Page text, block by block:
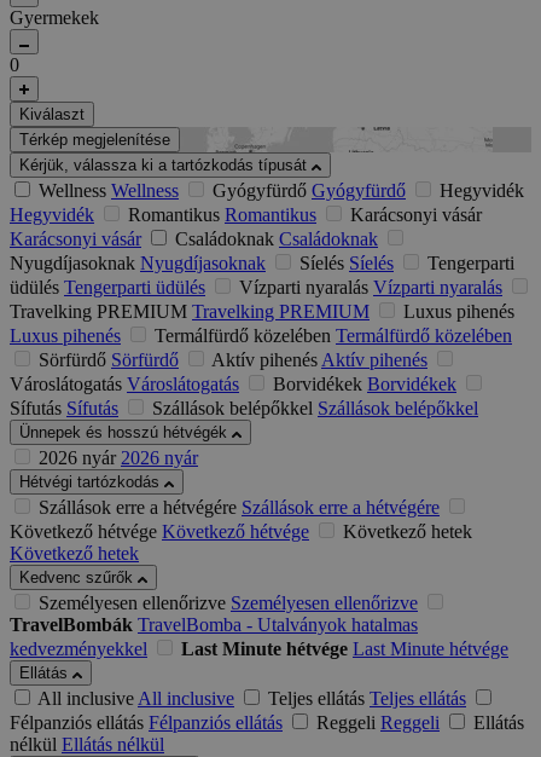
Gyermekek
0
Kiválaszt
Térkép megjelenítése
Kérjük, válassza ki a tartózkodás típusát
Wellness Wellness Gyógyfürdő Gyógyfürdő
Hegyvidék
Hegyvidék
Romantikus Romantikus
Karácsonyi vásár
Karácsonyi vásár
Családoknak Családoknak
Nyugdíjasoknak Nyugdíjasoknak Síelés Síelés
Tengerparti
üdülés Tengerparti üdülés Vízparti nyaralás Vízparti nyaralás
Travelking PREMIUM Travelking PREMIUM
Luxus pihenés
Luxus pihenés
Termálfürdő közelében Termálfürdő közelében
Sörfürdő Sörfürdő Aktív pihenésAktív pihenés
Városlátogatás Városlátogatás Borvidékek Borvidékek
Sífutás Sífutás Szállások belépőkkel Szállások belépőkkel
Ünnepek és hosszú hétvégék
2026 nyár 2026 nyár
Hétvégi tartózkodás
Szállások erre a hétvégére Szállások erre a hétvégére
Következő hétvége Következő hétvége
Következő hetek
Következő hetek
Kedvenc szűrők
Személyesen ellenőrizve Személyesen ellenőrizve
TravelBombák TravelBomba - Utalványok hatalmas
kedvezményekkel
Last Minute hétvége Last Minute hétvége
Ellátás
All inclusiveAll inclusive Teljes ellátás Teljes ellátás
Félpanziós ellátás Félpanziós ellátás Reggeli Reggeli
Ellátás
nélkül Ellátás nélkül